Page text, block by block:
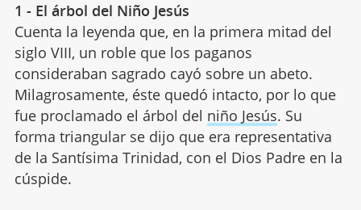
1 - El árbol del Niño Jesús
Cuenta la leyenda que, en la primera mitad del
siglo VIII, un roble que los paganos
consideraban sagrado cayó sobre un abeto.
Milagrosamente, éste quedó intacto, por lo que
fue proclamado el árbol del niño Jesús. Su
forma triangular se dijo que era representativa
de la Santísima Trinidad, con el Dios Padre en la
cúspide.